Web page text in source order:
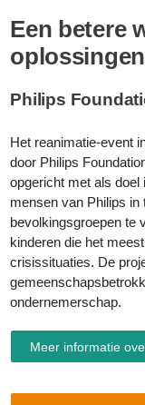
Een betere
oplossingen
Philips
Het reanimatie-event
door Philips
opgericht met als doel
mensen van Philips
bevolkingsgroepen te
kinderen die het
crisissituaties. De
ondernemerschap.
Meer informatie